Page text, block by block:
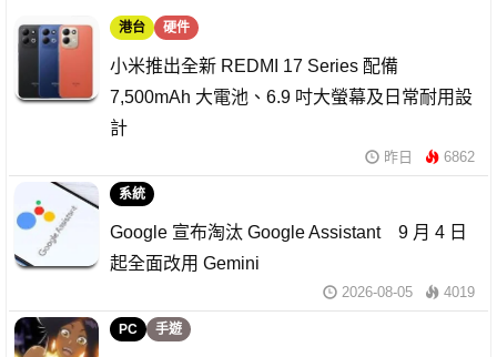
港台 硬件
小米推出全新 REDMI 17 Series 配備
7,500mAh 大電池、6.9 吋大螢幕及日常耐用設
計
昨日 6862
系統
Google 宣布淘汰 Google Assistant 9 月 4 日
起全面改用 Gemini
2026-08-05 4019
PC 手遊